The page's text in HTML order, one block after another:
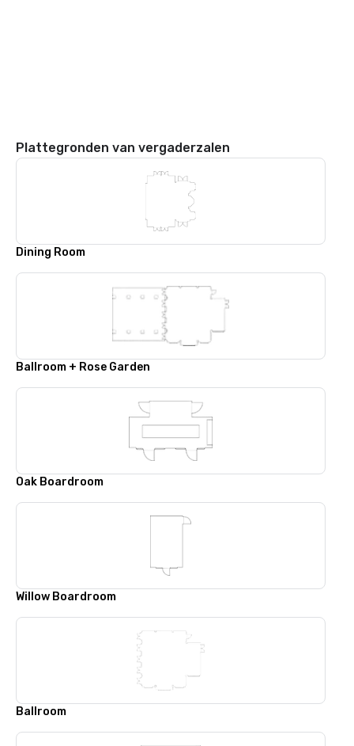
Plattegronden van vergaderzalen
Dining Room
Ballroom + Rose Garden
Oak Boardroom
Willow Boardroom
Ballroom